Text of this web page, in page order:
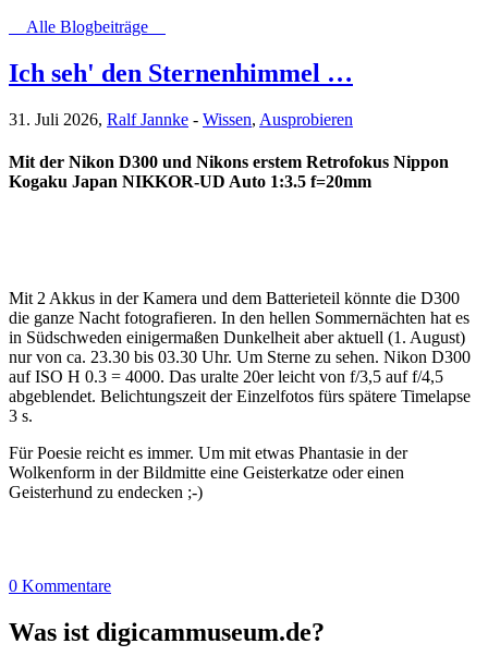
Alle Blogbeiträge
Ich seh' den Sternenhimmel …
31. Juli 2026, Ralf Jannke - Wissen, Ausprobieren
Mit der Nikon D300 und Nikons erstem Retrofokus Nippon
Kogaku Japan NIKKOR-UD Auto 1:3.5 f=20mm
Mit 2 Akkus in der Kamera und dem Batterieteil könnte die D300
die ganze Nacht fotografieren. In den hellen Sommernächten hat es
in Südschweden einigermaßen Dunkelheit aber aktuell (1. August)
nur von ca. 23.30 bis 03.30 Uhr. Um Sterne zu sehen. Nikon D300
auf ISO H 0.3 = 4000. Das uralte 20er leicht von f/3,5 auf f/4,5
abgeblendet. Belichtungszeit der Einzelfotos fürs spätere Timelapse
3 s.
Für Poesie reicht es immer. Um mit etwas Phantasie in der
Wolkenform in der Bildmitte eine Geisterkatze oder einen
Geisterhund zu endecken ;-)
0 Kommentare
Was ist digicammuseum.de?